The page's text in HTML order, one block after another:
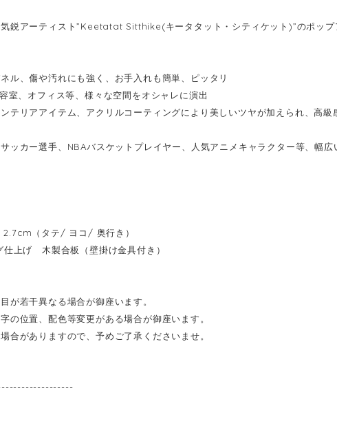
鋭アーティスト”Keetatat Sitthike(キータタット・シティケット)”のポップ
ル、傷や汚れにも強く、お手入れも簡単、ピッタリ
室、オフィス等、様々な空間をオシャレに演出
テリアアイテム、アクリルコーティングにより美しいツヤが加えられ、高級
ッカー選手、NBAバスケットプレイヤー、人気アニメキャラクター等、幅広
（タテ/ ヨコ/ 奥行き）
上げ 木製合板（壁掛け金具付き）
が若干異なる場合が御座います。
の位置、配色等変更がある場合が御座います。
合がありますので、予めご了承くださいませ。